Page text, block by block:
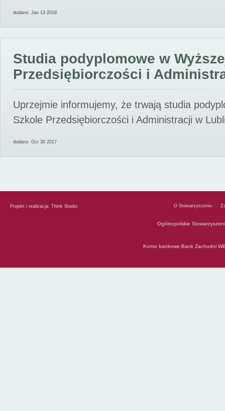
dodano: Jan 13 2018
Studia podyplomowe w
Przedsiębiorczości i
Uprzejmie informujemy, że trwają studia
Szkole Przedsiębiorczości i Administracji w
dodano: Oct 30 2017
Projekt i realizacja: Think Studio O Stowarzyszeniu
Ogólnopolskie
Konto bankowe:Bank Zachodni